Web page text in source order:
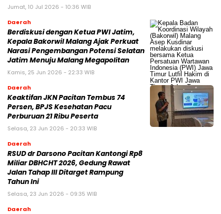
Jumat, 10 Jul 2026 - 10:36 WIB
Daerah
Berdiskusi dengan Ketua PWI Jatim,
Kepala Bakorwil Malang Ajak Perkuat
Narasi Pengembangan Potensi Selatan
Jatim Menuju Malang Megapolitan
Kamis, 25 Jun 2026 - 22:33 WIB
Daerah
Keaktifan JKN Pacitan Tembus 74
Persen, BPJS Kesehatan Pacu
Perburuan 21 Ribu Peserta
Selasa, 23 Jun 2026 - 20:33 WIB
Daerah
RSUD dr Darsono Pacitan Kantongi Rp8
Miliar DBHCHT 2026, Gedung Rawat
Jalan Tahap III Ditarget Rampung
Tahun Ini
Selasa, 23 Jun 2026 - 09:35 WIB
Daerah